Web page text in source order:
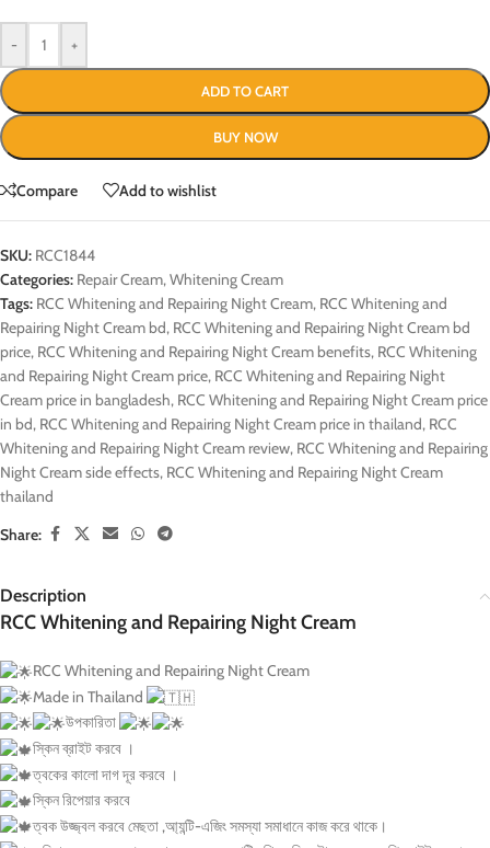
- +
ADD TO CART
BUY NOW
Compare Add to wishlist
SKU: RCC1844
Categories: Repair Cream,Whitening Cream
Tags: RCC Whitening and Repairing Night Cream, RCC Whitening and
Repairing Night Cream bd, RCC Whitening and Repairing Night Cream bd
price, RCC Whitening and Repairing Night Cream benefits, RCC Whitening
and Repairing Night Cream price, RCC Whitening and Repairing Night
Cream price in bangladesh, RCC Whitening and Repairing Night Cream price
in bd, RCC Whitening and Repairing Night Cream price in thailand, RCC
Whitening and Repairing Night Cream review, RCC Whitening and Repairing
Night Cream side effects, RCC Whitening and Repairing Night Cream
thailand
Share:
Description
RCC Whitening and Repairing Night Cream
RCC Whitening and Repairing Night Cream
Made in Thailand
উপকারিতা
স্কিন ব্রাইট করবে ।
ত্বকের কালো দাগ দূর করবে ।
স্কিন রিপেয়ার করবে
ত্বক উজ্জ্বল করবে মেছতা ,আ্যন্টি-এজিং সমস্যা সমাধানে কাজ করে থাকে।